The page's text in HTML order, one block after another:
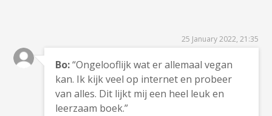
25 January 2022, 21:35
Bo:“Ongelooflijk wat er allemaal vegan
kan. Ik kijk veel op internet en probeer
van alles. Dit lijkt mij een heel leuk en
leerzaam boek.”